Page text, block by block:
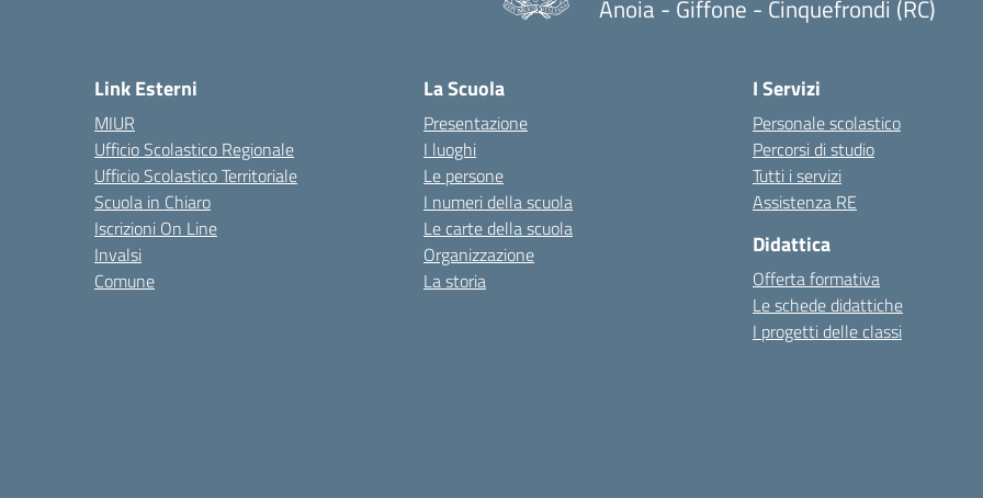
Anoia - Giffone - Cinquefrondi (RC)
Link Esterni
MIUR
Ufficio Scolastico Regionale
Ufficio Scolastico Territoriale
Scuola in Chiaro
Iscrizioni On Line
Invalsi
Comune
La Scuola
Presentazione
I luoghi
Le persone
I numeri della scuola
Le carte della scuola
Organizzazione
La storia
I Servizi
Personale scolastico
Percorsi di studio
Tutti i servizi
Assistenza RE
Didattica
Offerta formativa
Le schede didattiche
I progetti delle classi